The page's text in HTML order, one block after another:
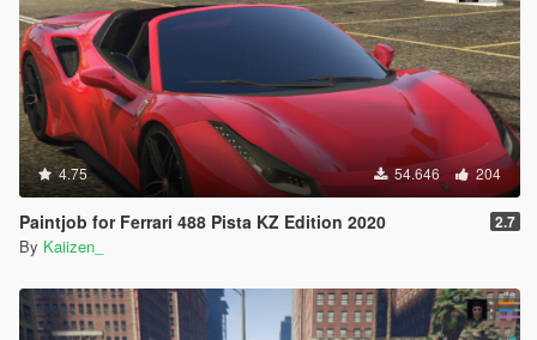
4.75 54.646 204
Paintjob for Ferrari 488 Pista KZ Edition 2020 2.7
By Kaiizen_